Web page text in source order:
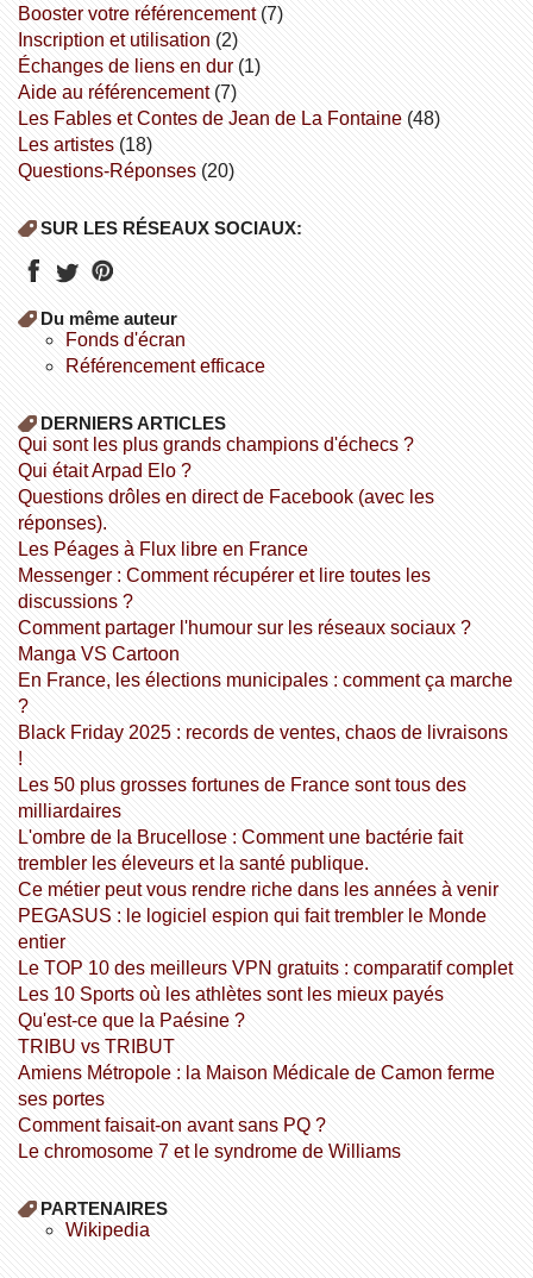
booster votre référencement(7)
inscription et utilisation (2)
échanges de liens en dur(1)
aide au référencement(7)
Les Fables et Contes de Jean de La Fontaine(48)
Les artistes(18)
Questions-Réponses(20)
SUR LES RÉSEAUX SOCIAUX:
Du même auteur
fonds d'écran
référencement efficace
DERNIERS ARTICLES
Qui sont les plus grands champions d'échecs ?
Qui était Arpad Elo ?
Questions drôles en direct de Facebook (avec les
réponses).
Les Péages à Flux libre en France
Messenger : Comment récupérer et lire toutes les
discussions ?
Comment partager l'humour sur les réseaux sociaux ?
Manga VS Cartoon
En France, les élections municipales : comment ça marche
?
Black Friday 2025 : records de ventes, chaos de livraisons
!
Les 50 plus grosses fortunes de France sont tous des
milliardaires
L'ombre de la Brucellose : Comment une bactérie fait
trembler les éleveurs et la santé publique.
Ce métier peut vous rendre riche dans les années à venir
PEGASUS : le logiciel espion qui fait trembler le Monde
entier
Le TOP 10 des meilleurs VPN gratuits : comparatif complet
Les 10 Sports où les athlètes sont les mieux payés
Qu'est-ce que la Paésine ?
TRIBU vs TRIBUT
Amiens Métropole : la Maison Médicale de Camon ferme
ses portes
Comment faisait-on avant sans PQ ?
Le chromosome 7 et le syndrome de Williams
PARTENAIRES
wikipedia